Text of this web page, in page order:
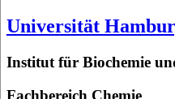
Universität
Institut für Biochemie
Fachbereich Chemie